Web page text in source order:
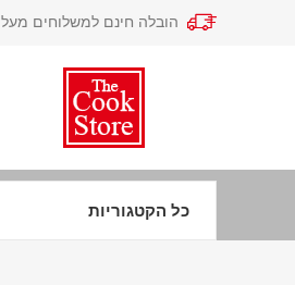
הובלה חינם למשלוחים מעל 299 ש"ח
כל הקטגוריות